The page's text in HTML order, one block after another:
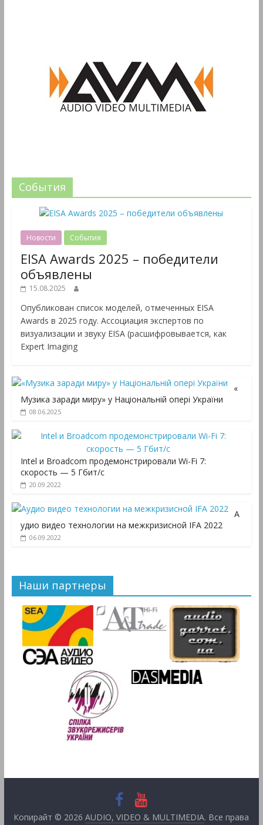
События
Новости События
EISA Awards 2025 – победители
объявлены
15.08.2025
Опубликован список моделей, отмеченных EISA
Awards в 2025 году. Ассоциация экспертов по
визуализации и звуку EISA (расшифровывается, как
Expert Imaging
«
Музика заради миру» у Національній опері України
08.06.2025
Intel и Broadcom продемонстрировали Wi-Fi 7:
скорость — 5 Гбит/с
20.09.2022
А
удио видео технологии на межкризисной IFA 2022
06.09.2022
Наши партнеры
Копирайт © 2026AUDIO, VIDEO & MULTIMEDIA. Все права